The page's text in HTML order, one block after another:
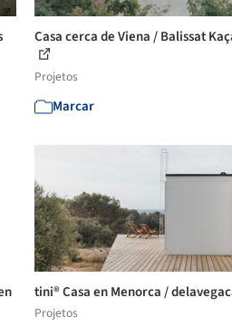
Casa cerca de Viena / Balissat
Projetos
Marcar
tini® Casa en Menorca /
Projetos